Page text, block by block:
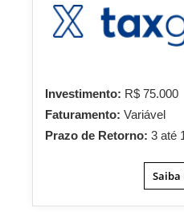
Investimento: R$ 75.000
Faturamento: Variável
Prazo de Retorno: 3 até
Saiba